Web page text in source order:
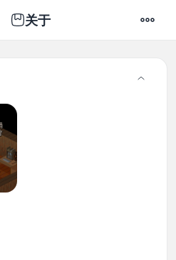
关于 设置